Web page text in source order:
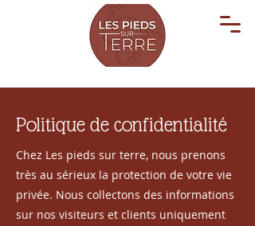
Politique de confidentialité
Chez Les pieds sur terre, nous prenons
très au sérieux la protection de votre vie
privée. Nous collectons des informations
sur nos visiteurs et clients uniquement